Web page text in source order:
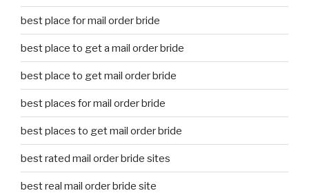
best place for mail order bride
best place to get a mail order bride
best place to get mail order bride
best places for mail order bride
best places to get mail order bride
best rated mail order bride sites
best real mail order bride site